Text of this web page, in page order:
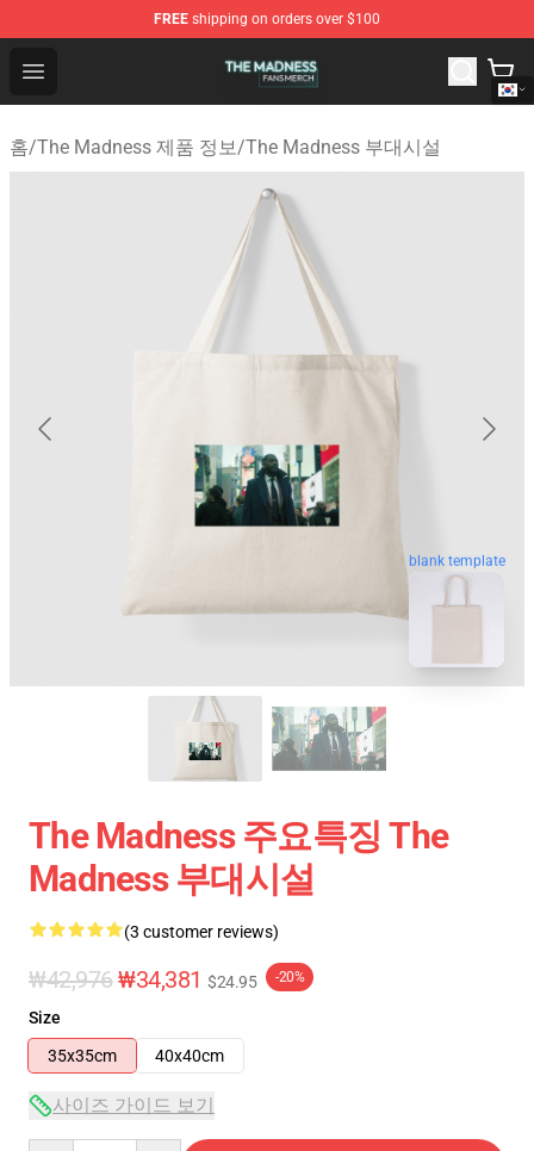
FREE shipping on orders over $100
Open menu
The Madness Shop - Official The Madness Merchandise
홈/The Madness 제품 정보/The Madness 부대시설
blank template
The Madness 주요특징 The
Madness 부대시설
(3 customer reviews)
₩42,976₩34,381 $24.95 -20%
Size
35x35cm
40x40cm
사이즈 가이드 보기